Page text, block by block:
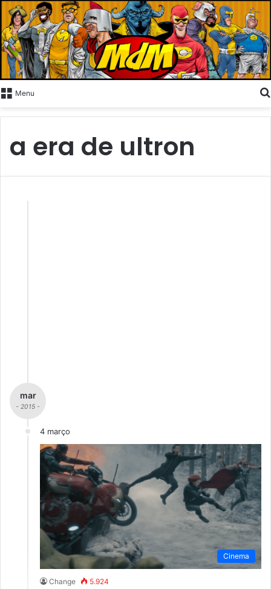
Menu
a era de ultron
mar
- 2015 -
4 março
Cinema
Change 5.924